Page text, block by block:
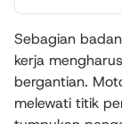
Sebagian
kerja
bergantian.
melewati titik